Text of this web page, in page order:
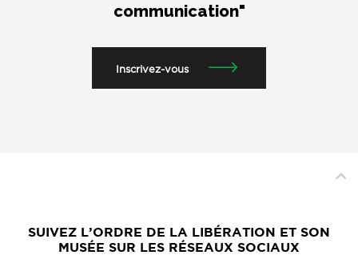
communication"
Inscrivez-vous
SUIVEZ L’ORDRE DE LA LIBÉRATION ET SON
MUSÉE SUR LES RÉSEAUX SOCIAUX